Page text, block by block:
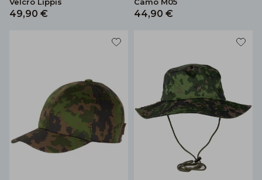
49,90 € 44,90 €